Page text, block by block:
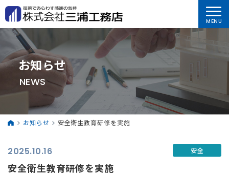
お知らせ
NEWS
お知らせ 安全衛生教育研修を実施
2025.10.16 安全
安全衛生教育研修を実施